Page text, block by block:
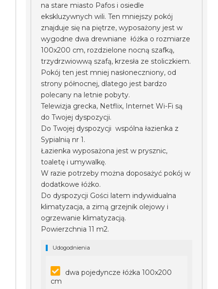
na stare miasto Pafos i osiedle
ekskluzywnych wili. Ten mniejszy pokój
znajduje się na piętrze, wyposażony jest w
wygodne dwa drewniane łóżka o rozmiarze
100x200 cm, rozdzielone nocną szafką,
trzydrzwiowwą szafą, krzesła ze stoliczkiem.
Pokój ten jest mniej nasłoneczniony, od
strony północnej, dlatego jest bardzo
polecany na letnie pobyty.
Telewizja grecka, Netflix, Internet Wi-Fi są
do Twojej dyspozycji.
Do Twojej dyspozycji wspólna łazienka z
Sypialnią nr 1.
Łazienka wyposażona jest w prysznic,
toaletę i umywalkę.
W razie potrzeby można doposażyć pokój w
dodatkowe łóżko.
Do dyspozycji Gości latem indywidualna
klimatyzacja, a zimą grzejnik olejowy i
ogrzewanie klimatyzacją.
Powierzchnia 11 m2.
Udogodnienia
dwa pojedyncze łóżka 100x200
cm